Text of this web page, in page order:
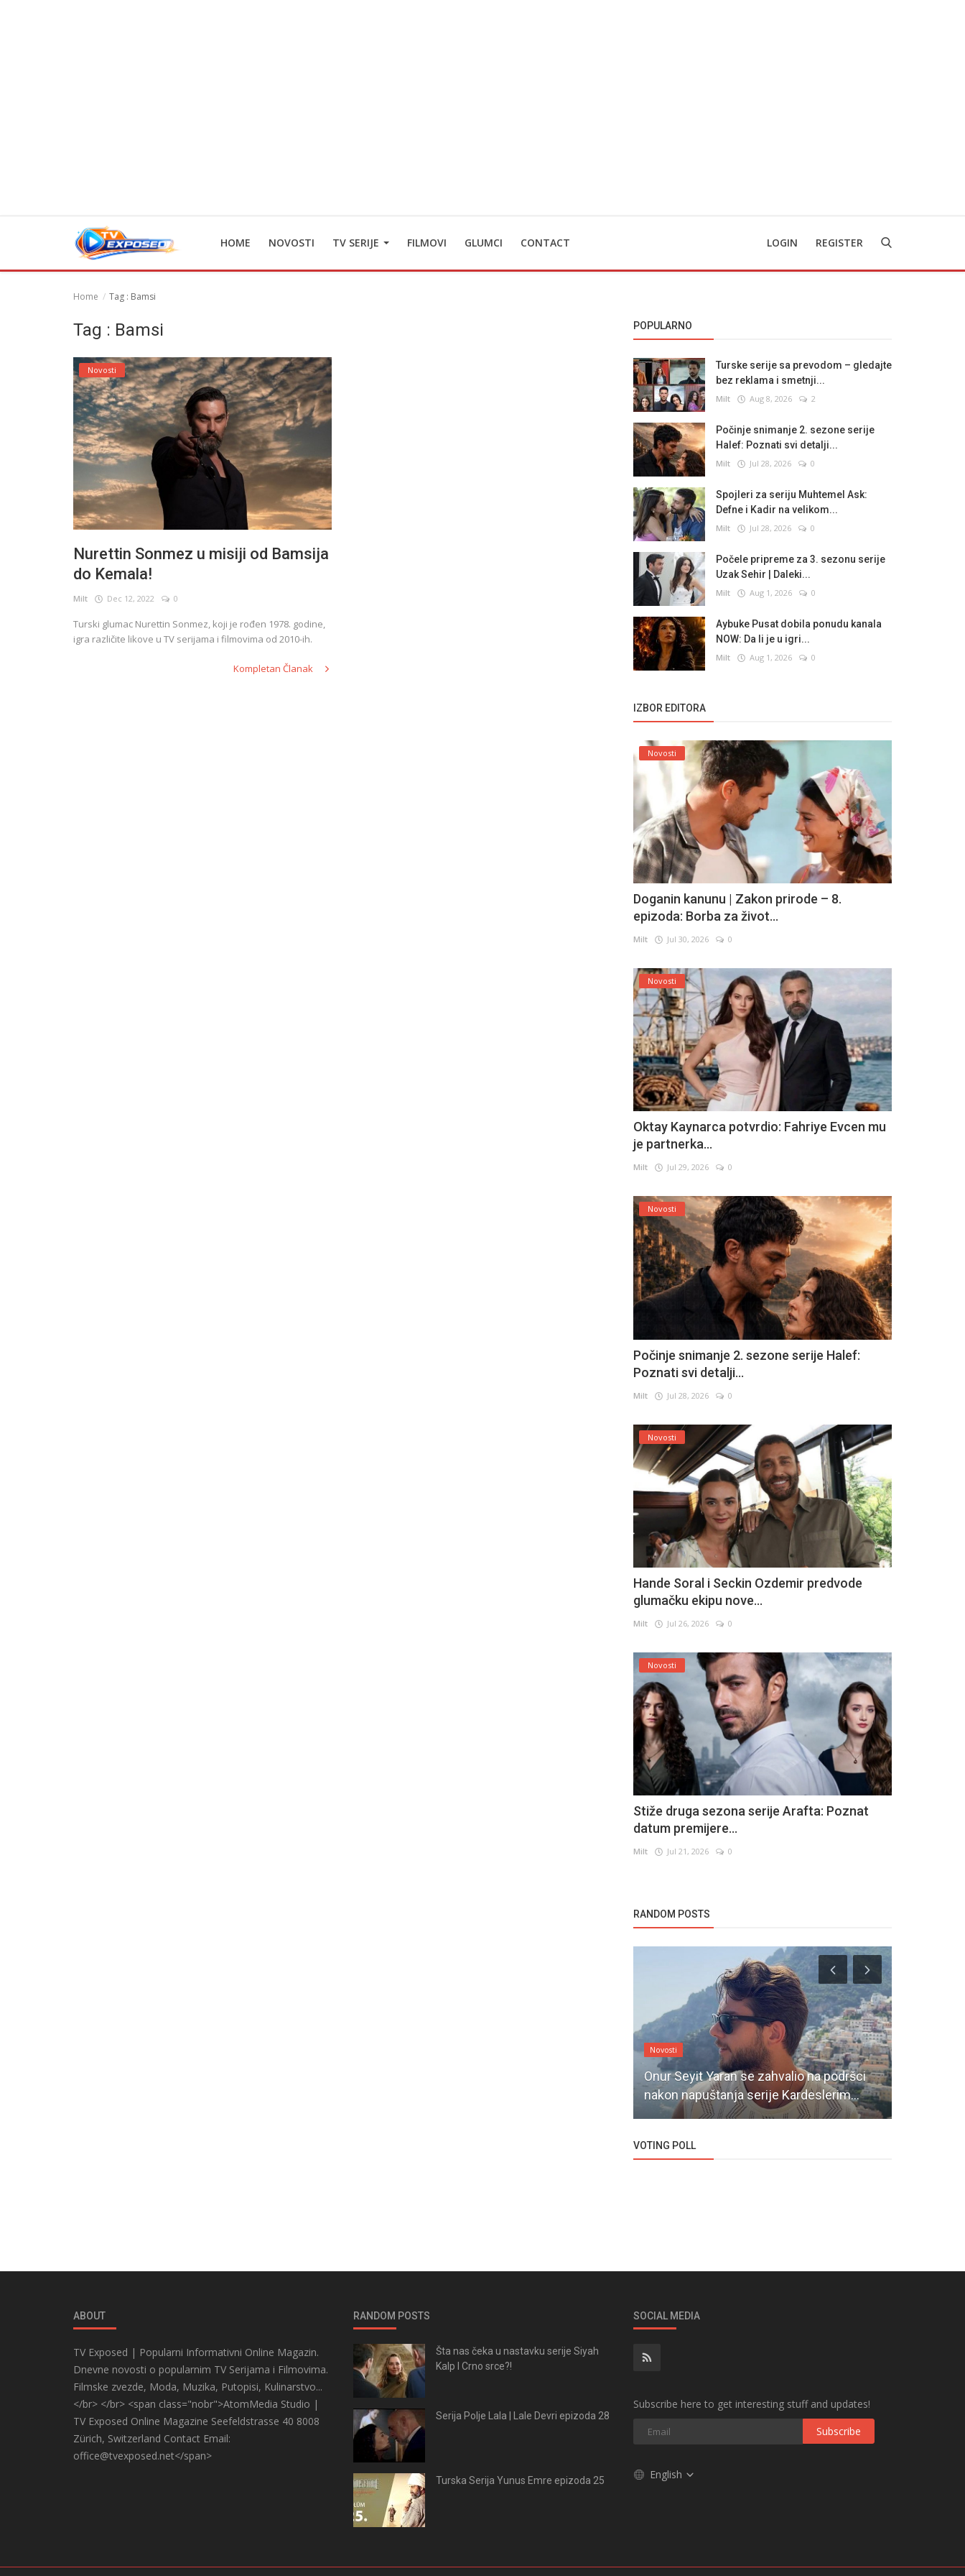
HOME NOVOSTI TV SERIJE FILMOVI GLUMCI CONTACT LOGIN REGISTER
Home Tag : Bamsi
Tag : Bamsi
Novosti
Nurettin Sonmez u misiji od Bamsija
do Kemala!
Milt Dec 12, 2022 0
Turski glumac Nurettin Sonmez, koji je rođen 1978. godine,
igra različite likove u TV serijama i filmovima od 2010-ih.
Kompletan Članak
POPULARNO
Turske serije sa prevodom – gledajte
bez reklama i smetnji...
Milt Aug 8, 2026 2
Počinje snimanje 2. sezone serije
Halef: Poznati svi detalji...
Milt Jul 28, 2026 0
Spojleri za seriju Muhtemel Ask:
Defne i Kadir na velikom...
Milt Jul 28, 2026 0
Počele pripreme za 3. sezonu serije
Uzak Sehir | Daleki...
Milt Aug 1, 2026 0
Aybuke Pusat dobila ponudu kanala
NOW: Da li je u igri...
Milt Aug 1, 2026 0
IZBOR EDITORA
Novosti
Doganin kanunu | Zakon prirode – 8.
epizoda: Borba za život...
Milt Jul 30, 2026 0
Novosti
Oktay Kaynarca potvrdio: Fahriye Evcen mu
je partnerka...
Milt Jul 29, 2026 0
Novosti
Počinje snimanje 2. sezone serije Halef:
Poznati svi detalji...
Milt Jul 28, 2026 0
Novosti
Hande Soral i Seckin Ozdemir predvode
glumačku ekipu nove...
Milt Jul 26, 2026 0
Novosti
Stiže druga sezona serije Arafta: Poznat
datum premijere...
Milt Jul 21, 2026 0
RANDOM POSTS
Novosti
Onur Seyit Yaran se zahvalio na podršci
nakon napuštanja serije Kardeslerim...
VOTING POLL
ABOUT
TV Exposed | Popularni Informativni Online Magazin.
Dnevne novosti o popularnim TV Serijama i Filmovima.
Filmske zvezde, Moda, Muzika, Putopisi, Kulinarstvo...
</br> </br> <span class="nobr">AtomMedia Studio |
TV Exposed Online Magazine Seefeldstrasse 40 8008
Zürich, Switzerland Contact Email:
office@tvexposed.net</span>
RANDOM POSTS
Šta nas čeka u nastavku serije Siyah
Kalp I Crno srce?!
Serija Polje Lala | Lale Devri epizoda 28
Turska Serija Yunus Emre epizoda 25
SOCIAL MEDIA
Subscribe here to get interesting stuff and updates!
Subscribe
English